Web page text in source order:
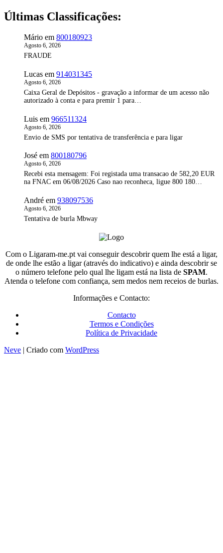
Últimas Classificações:
Mário em 800180923
Agosto 6, 2026
FRAUDE
Lucas em 914031345
Agosto 6, 2026
Caixa Geral de Depósitos - gravação a informar de um acesso não
autorizado à conta e para premir 1 para…
Luis em 966511324
Agosto 6, 2026
Envio de SMS por tentativa de transferência e para ligar
José em 800180796
Agosto 6, 2026
Recebi esta mensagem: Foi registada uma transacao de 582,20 EUR
na FNAC em 06/08/2026 Caso nao reconheca, ligue 800 180…
André em 938097536
Agosto 6, 2026
Tentativa de burla Mbway
Com o Ligaram-me.pt vai conseguir descobrir quem lhe está a ligar,
de onde lhe estão a ligar (através do indicativo) e ainda descobrir se
o número telefone pelo qual lhe ligam está na lista de SPAM.
Atenda o telefone com confiança, sem medos nem receios de burlas.
Informações e Contacto:
Contacto
Termos e Condições
Política de Privacidade
Neve | Criado com WordPress